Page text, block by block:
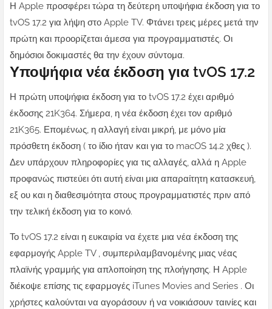
Η Apple προσφέρει τώρα τη δεύτερη υποψήφια έκδοση για το
tvOS 17.2 για λήψη στο Apple TV. Φτάνει τρεις μέρες μετά την
πρώτη και προορίζεται άμεσα για προγραμματιστές. Οι
δημόσιοι δοκιμαστές θα την έχουν σύντομα.
Υποψήφια νέα έκδοση για tvOS 17.2
Η πρώτη υποψήφια έκδοση για το tvOS 17.2 έχει αριθμό
έκδοσης 21K364. Σήμερα, η νέα έκδοση έχει τον αριθμό
21K365. Επομένως, η αλλαγή είναι μικρή, με μόνο μία
πρόσθετη έκδοση ( το ίδιο ήταν και για το macOS 14.2 χθες ).
Δεν υπάρχουν πληροφορίες για τις αλλαγές, αλλά η Apple
προφανώς πιστεύει ότι αυτή είναι μια απαραίτητη κατασκευή,
εξ ου και η διαθεσιμότητα στους προγραμματιστές πριν από
την τελική έκδοση για το κοινό.
Το tvOS 17.2 είναι η ευκαιρία να έχετε μια νέα έκδοση της
εφαρμογής Apple TV , συμπεριλαμβανομένης μιας νέας
πλαϊνής γραμμής για απλοποίηση της πλοήγησης. Η Apple
διέκοψε επίσης τις εφαρμογές iTunes Movies and Series . Οι
χρήστες καλούνται να αγοράσουν ή να νοικιάσουν ταινίες και